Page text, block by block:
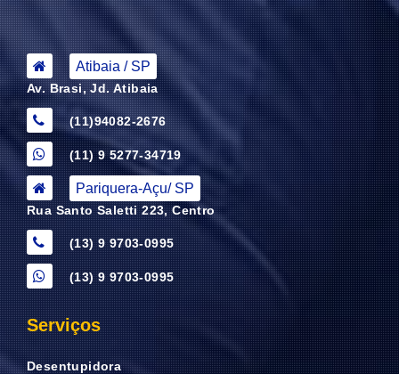
Atibaia / SP
Av. Brasi, Jd. Atibaia
(11)94082-2676
(11) 9 5277-34719
Pariquera-Açu/ SP
Rua Santo Saletti 223, Centro
(13) 9 9703-0995
(13) 9 9703-0995
Serviços
Desentupidora